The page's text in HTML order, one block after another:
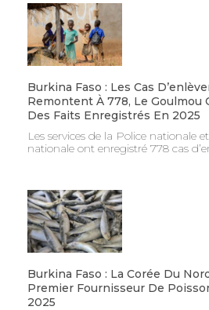
Burkina Faso : Les Cas
Remontent À 778, Le Goulmou
Des Faits Enregistrés En 2025
Les services de la Police nationale
nationale ont enregistré 778 cas
Burkina Faso : La Corée Du
Premier Fournisseur De
2025